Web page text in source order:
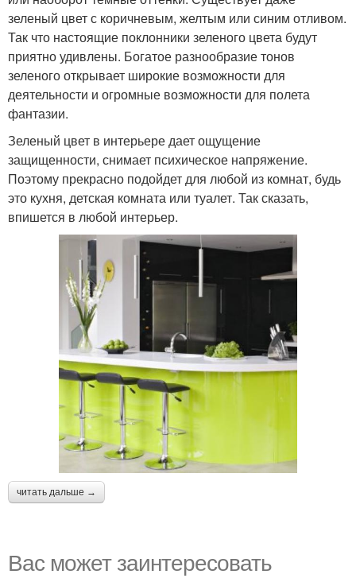
зеленый цвет с коричневым, желтым или синим отливом.
Так что настоящие поклонники зеленого цвета будут
приятно удивлены. Богатое разнообразие тонов
зеленого открывает широкие возможности для
деятельности и огромные возможности для полета
фантазии.
Зеленый цвет в интерьере дает ощущение
защищенности, снимает психическое напряжение.
Поэтому прекрасно подойдет для любой из комнат, будь
это кухня, детская комната или туалет. Так сказать,
впишется в любой интерьер.
читать дальше →
Вас может заинтересовать